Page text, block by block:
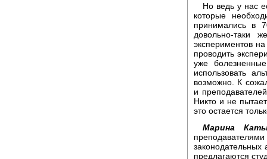
Но ведь у нас
которые
принимались в
довольно-таки
экспериментов
проводить
уже
использовать
возможно. К
и
Никто и не
это остается
Марина
законодательных
предлагаются